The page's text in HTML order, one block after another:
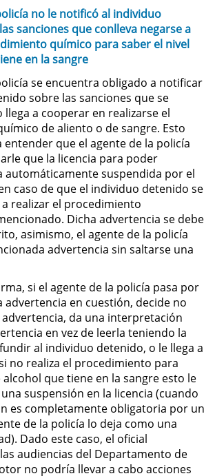
Violence
Abduction
Endangerment
Neglect
Injury on a Spouse
Threats
Abuse
Restraining Order
Harmful Information on the
Orders
Temporary Restraining Order
no le notificó al individuo
sanciones que conlleva negarse a
químico para saber el nivel
en la sangre
se encuentra obligado a notificar
sobre las sanciones que se
a cooperar en realizarse el
de aliento o de sangre. Esto
entender que el agente de la policía
que la licencia para poder
automáticamente suspendida por el
caso de que el individuo detenido se
realizar el procedimiento
Dicha advertencia se debe
asimismo, el agente de la policía
advertencia sin saltarse una
si el agente de la policía pasa por
en cuestión, decide no
da una interpretación
en vez de leerla teniendo la
al individuo detenido, o le llega a
no realiza el procedimiento para
que tiene en la sangre esto le
suspensión en la licencia (cuando
es completamente obligatoria por un
de la policía lo deja como una
Dado este caso, el oficial
audiencias del Departamento de
no podría llevar a cabo acciones